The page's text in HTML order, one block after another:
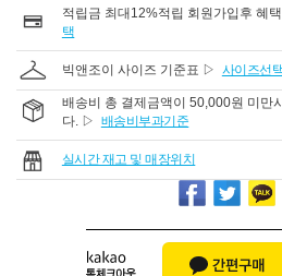
적립금 최대12%적립 회원가입후 혜
택
빅앤조이 사이즈 기준표 ▷ 사이즈선
배송비 총 결제금액이 50,000원 미만
다. ▷ 배송비부과기준
실시간 재고 및 매장위치